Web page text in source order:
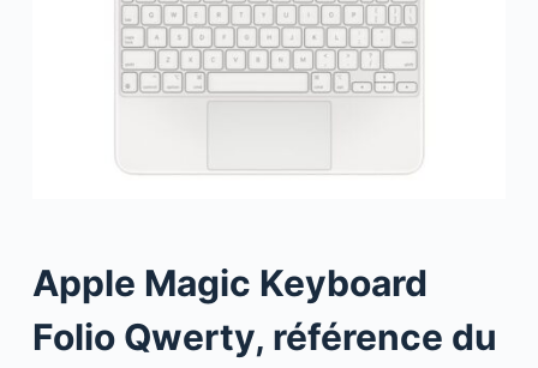
Apple Magic Keyboard
Folio Qwerty, référence du